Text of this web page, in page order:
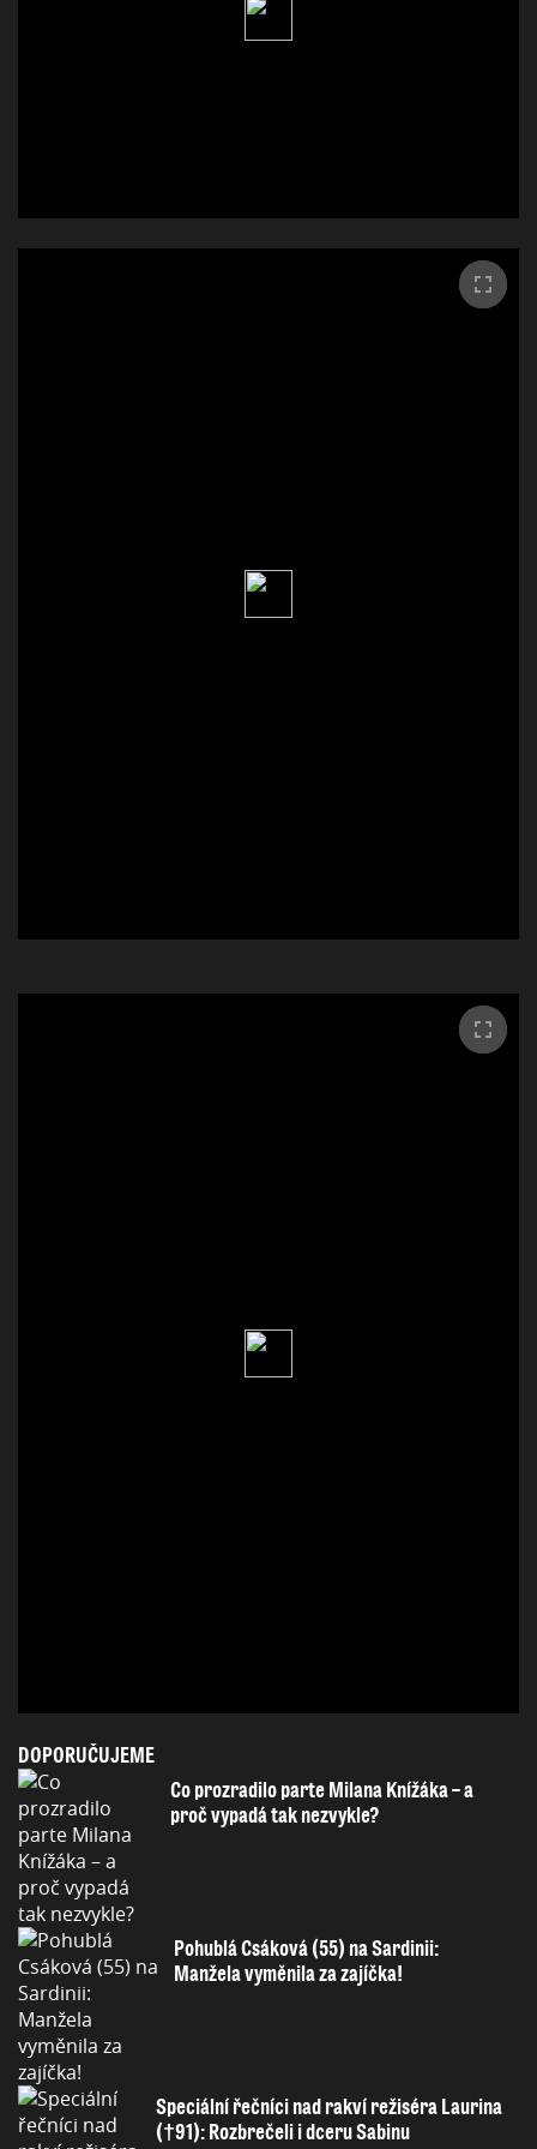
DOPORUČUJEME
Co prozradilo parte Milana Knížáka – a
proč vypadá tak nezvykle?
Pohublá Csáková (55) na Sardinii:
Manžela vyměnila za zajíčka!
Speciální řečníci nad rakví režiséra Laurina
(†91): Rozbrečeli i dceru Sabinu